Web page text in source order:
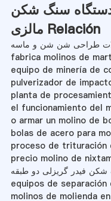
دستگاه سنگ شکن
مالزی Relación
طراحی شن شن و ماسه
fabrica molinos de
equipo de minería de
pulverizador de
planta de
el funcionamiento del
o armar un molino de
bolas de acero para
proceso de trituración
precio molino de
equipos de
molinos de molienda